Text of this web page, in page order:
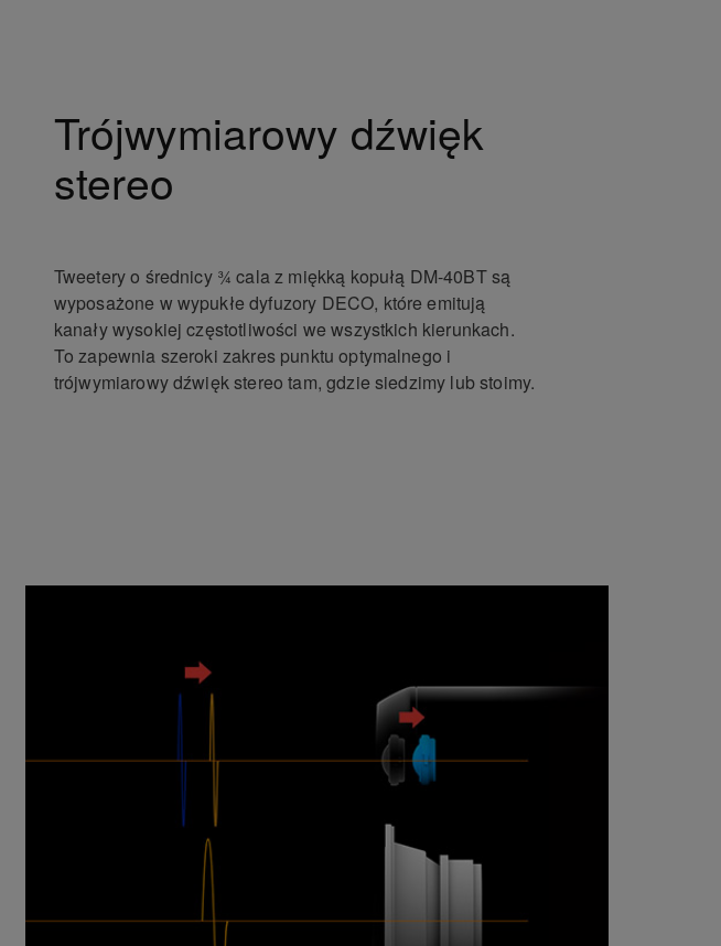
Trójwymiarowy dźwięk
stereo
Tweetery o średnicy ¾ cala z miękką kopułą DM-40BT są
wyposażone w wypukłe dyfuzory DECO, które emitują
kanały wysokiej częstotliwości we wszystkich kierunkach.
To zapewnia szeroki zakres punktu optymalnego i
trójwymiarowy dźwięk stereo tam, gdzie siedzimy lub stoimy.